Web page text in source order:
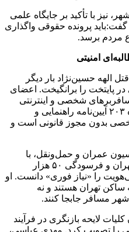
نیز با تأکید بر جایگاه علمی
گفت:باید پرونده حقوقی واگذاری
مردم برسد.
امنیتی
الهه حسین‌نژاد بار دیگر
پایتخت را برانگیخت. اعضای
شخصی و اینترنتی
شدند. سوده نجفی با استناد به ماده ۲۰۳ آیین‌نامه راهنمایی و
بدون مجوز قانونی است و
عمران و حمل‌ونقل، با
اشاره به کمبود ۸۰۰۰ اتوبوس در تهران و فرسودگی ۵۰ هزار
را «نیاز فوری» دانست. او
ساکن تهران هستند و نه
مسافر جابجا کنند.
لایحه بازنگری در فرآیند
را تصویب کرد. مهدی عباسی،